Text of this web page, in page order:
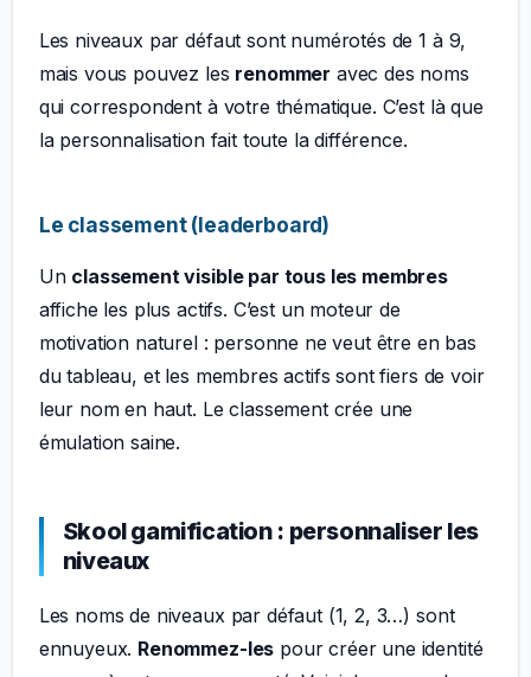
Les niveaux par défaut sont numérotés de 1 à 9,
mais vous pouvez les renommer avec des noms
qui correspondent à votre thématique. C’est là que
la personnalisation fait toute la différence.
Le classement (leaderboard)
Un classement visible par tous les membres
affiche les plus actifs. C’est un moteur de
motivation naturel : personne ne veut être en bas
du tableau, et les membres actifs sont fiers de voir
leur nom en haut. Le classement crée une
émulation saine.
Skool gamification : personnaliser les
niveaux
Les noms de niveaux par défaut (1, 2, 3…) sont
ennuyeux. Renommez-les pour créer une identité